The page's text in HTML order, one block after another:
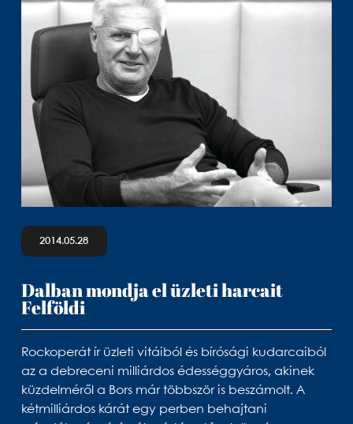
2014.05.28
Dalban mondja el üzleti harcait
Felföldi
Rockoperát ír üzleti vitáiból és bírósági kudarcaiból
az a debreceni milliárdos édességgyáros, akinek
küzdelméről a Bors már többször is beszámolt. A
kétmilliárdos kárát egy perben behajtani